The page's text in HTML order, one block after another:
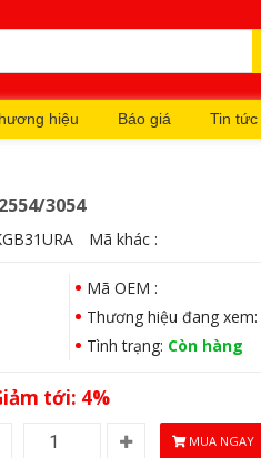
hiệu Báo giá Tin tức
3054
Mã khác :
Mã OEM :
Thương hiệu đang xem:
Tình trạng: Còn hàng
tới: 4%
MUA NGAY